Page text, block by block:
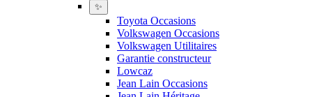
✨
Toyota Occasions
Volkswagen Occasions
Volkswagen Utilitaires
Garantie constructeur
Lowcaz
Jean Lain Occasions